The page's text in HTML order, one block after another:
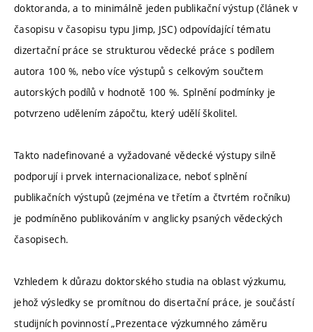
doktoranda, a to minimálně jeden publikační výstup (článek v
časopisu v časopisu typu Jimp, JSC) odpovídající tématu
dizertační práce se strukturou vědecké práce s podílem
autora 100 %, nebo více výstupů s celkovým součtem
autorských podílů v hodnotě 100 %. Splnění podmínky je
potvrzeno udělením zápočtu, který udělí školitel.
Takto nadefinované a vyžadované vědecké výstupy silně
podporují i prvek internacionalizace, neboť splnění
publikačních výstupů (zejména ve třetím a čtvrtém ročníku)
je podmíněno publikováním v anglicky psaných vědeckých
časopisech.
Vzhledem k důrazu doktorského studia na oblast výzkumu,
jehož výsledky se promítnou do disertační práce, je součástí
studijních povinností „Prezentace výzkumného záměru